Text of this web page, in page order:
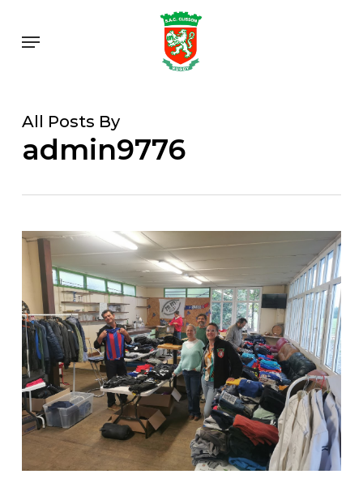
main
Menu
All Posts By
admin9776